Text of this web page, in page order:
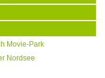
Movie-Park
Nordsee